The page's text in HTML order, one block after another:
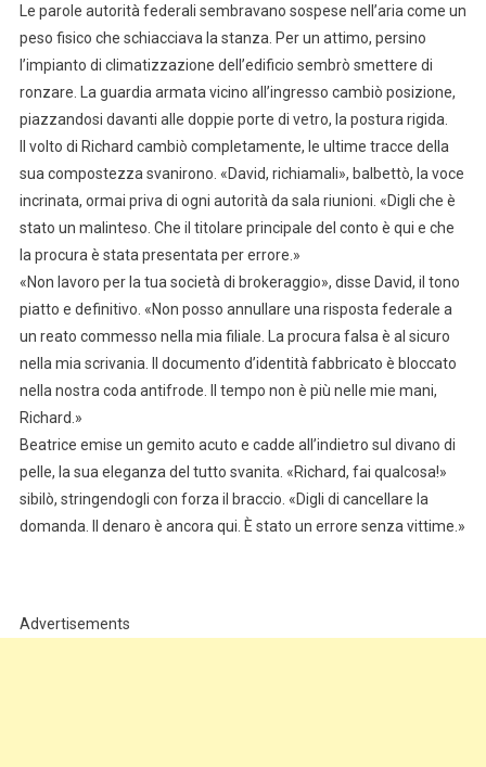
Le parole autorità federali sembravano sospese nell’aria come un
peso fisico che schiacciava la stanza. Per un attimo, persino
l’impianto di climatizzazione dell’edificio sembrò smettere di
ronzare. La guardia armata vicino all’ingresso cambiò posizione,
piazzandosi davanti alle doppie porte di vetro, la postura rigida.
Il volto di Richard cambiò completamente, le ultime tracce della
sua compostezza svanirono. «David, richiamali», balbettò, la voce
incrinata, ormai priva di ogni autorità da sala riunioni. «Digli che è
stato un malinteso. Che il titolare principale del conto è qui e che
la procura è stata presentata per errore.»
«Non lavoro per la tua società di brokeraggio», disse David, il tono
piatto e definitivo. «Non posso annullare una risposta federale a
un reato commesso nella mia filiale. La procura falsa è al sicuro
nella mia scrivania. Il documento d’identità fabbricato è bloccato
nella nostra coda antifrode. Il tempo non è più nelle mie mani,
Richard.»
Beatrice emise un gemito acuto e cadde all’indietro sul divano di
pelle, la sua eleganza del tutto svanita. «Richard, fai qualcosa!»
sibilò, stringendogli con forza il braccio. «Digli di cancellare la
domanda. Il denaro è ancora qui. È stato un errore senza vittime.»
Advertisements